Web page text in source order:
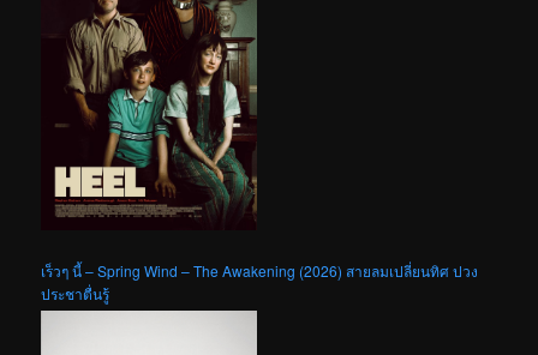
เร็วๆ นี้ – Spring Wind – The Awakening (2026) สายลมเปลี่ยนทิศ ปวง
ประชาตื่นรู้